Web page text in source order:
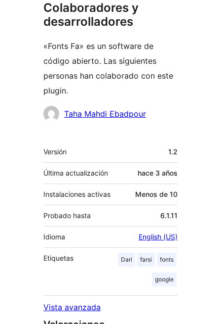
Colaboradores y
desarrolladores
«Fonts Fa» es un software de
código abierto. Las siguientes
personas han colaborado con este
plugin.
Colaboradores
Taha Mahdi Ebadpour
Meta
Versión 1.2
Última actualización hace 3 años
Instalaciones activas Menos de 10
Probado hasta 6.1.11
Idioma English (US)
Etiquetas Dari farsi fonts
google
Vista avanzada